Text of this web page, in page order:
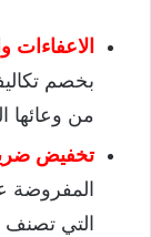
الاعفاءات
بخصم
من وعائها
تخفيض
المفروضة
التي تصنف